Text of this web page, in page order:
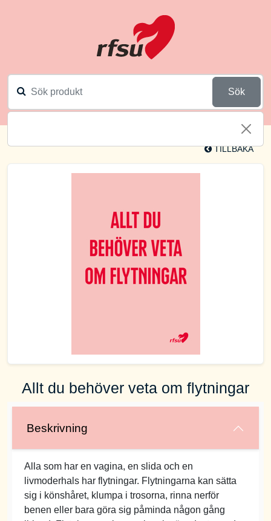
Sök
TILLBAKA
Allt du behöver veta om flytningar
Beskrivning
Alla som har en vagina, en slida och en
livmoderhals har flytningar. Flytningarna kan sätta
sig i könshåret, klumpa i trosorna, rinna nerför
benen eller bara göra sig påminda någon gång